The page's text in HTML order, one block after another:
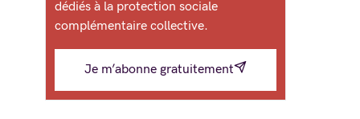
dédiés à la protection sociale
complémentaire collective.
Je m’abonne gratuitement